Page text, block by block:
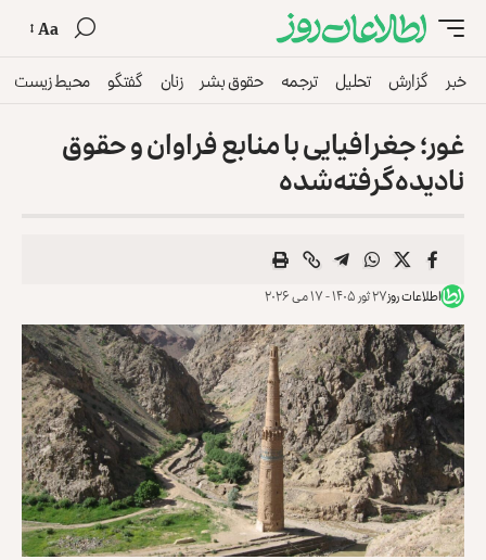
Aa
خبر گزارش تحلیل ترجمه حقوق بشر زنان گفتگو محیط زیست
غور؛ جغرافیایی با منابع فراوان و حقوق
نادیده‌گرفته‌شده
اطلاعات روز۲۷ ثور ۱۴۰۵ - ۱۷ می ۲۰۲۶